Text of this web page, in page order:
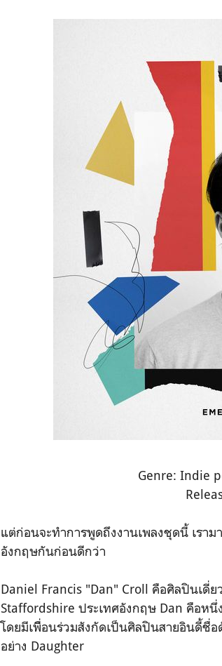
Genre: Indie
แต่ก่อนจะทำการพูดถึงงานเพลงชุดนี้ เรา
อังกฤษกันก่อนดีกว่า
Daniel Francis "Dan" Croll คือศิลปินเดี่
Staffordshire ประเทศอังกฤษ Dan คือห
โดยมีเพิื่อนร่วมสังกัดเป็นศิลปินสายอินดี้ชื่อ
อย่าง Daughter